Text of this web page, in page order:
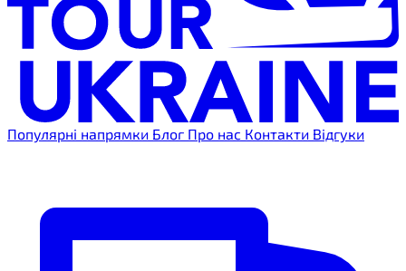
Популярні напрямки Блог Про нас Контакти Відгуки